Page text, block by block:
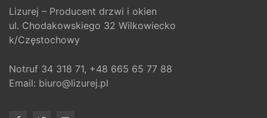
Lizurej – Producent drzwi i okien
ul. Chodakowskiego 32 Wilkowiecko
k/Częstochowy
Notruf 34 318 71, +48 665 65 77 88
Email: biuro@lizurej.pl